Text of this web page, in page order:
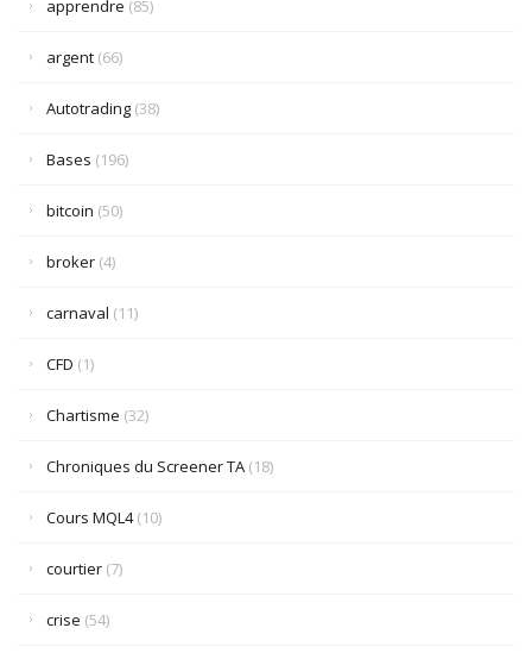
apprendre (85)
argent (66)
Autotrading (38)
Bases (196)
bitcoin (50)
broker (4)
carnaval (11)
CFD (1)
Chartisme (32)
Chroniques du Screener TA (18)
Cours MQL4(10)
courtier (7)
crise (54)